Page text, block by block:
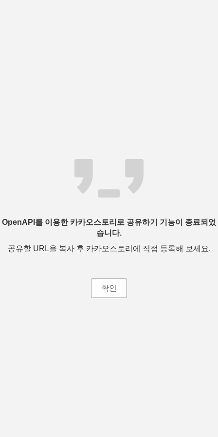
OpenAPI를 이용한 카카오스토리로 공유하기 기능이 종료되었
습니다.
공유할 URL을 복사 후 카카오스토리에 직접 등록해 보세요.
확인